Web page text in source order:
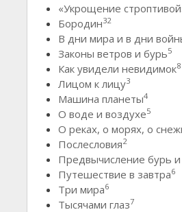
«Укрощение
Бородин32
В дни мира и в дни
Законы ветров и бурь5
Как увидели невидимок8
Лицом к лицу3
Машина планеты4
О воде и воздухе5
О реках, о морях, о
Послесловия2
Предвычисление бурь
Путешествие в завтра6
Три мира6
Тысячами глаз7